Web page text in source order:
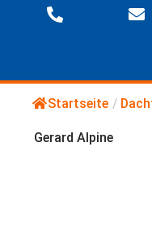
Startseite /
Gerard Alpine